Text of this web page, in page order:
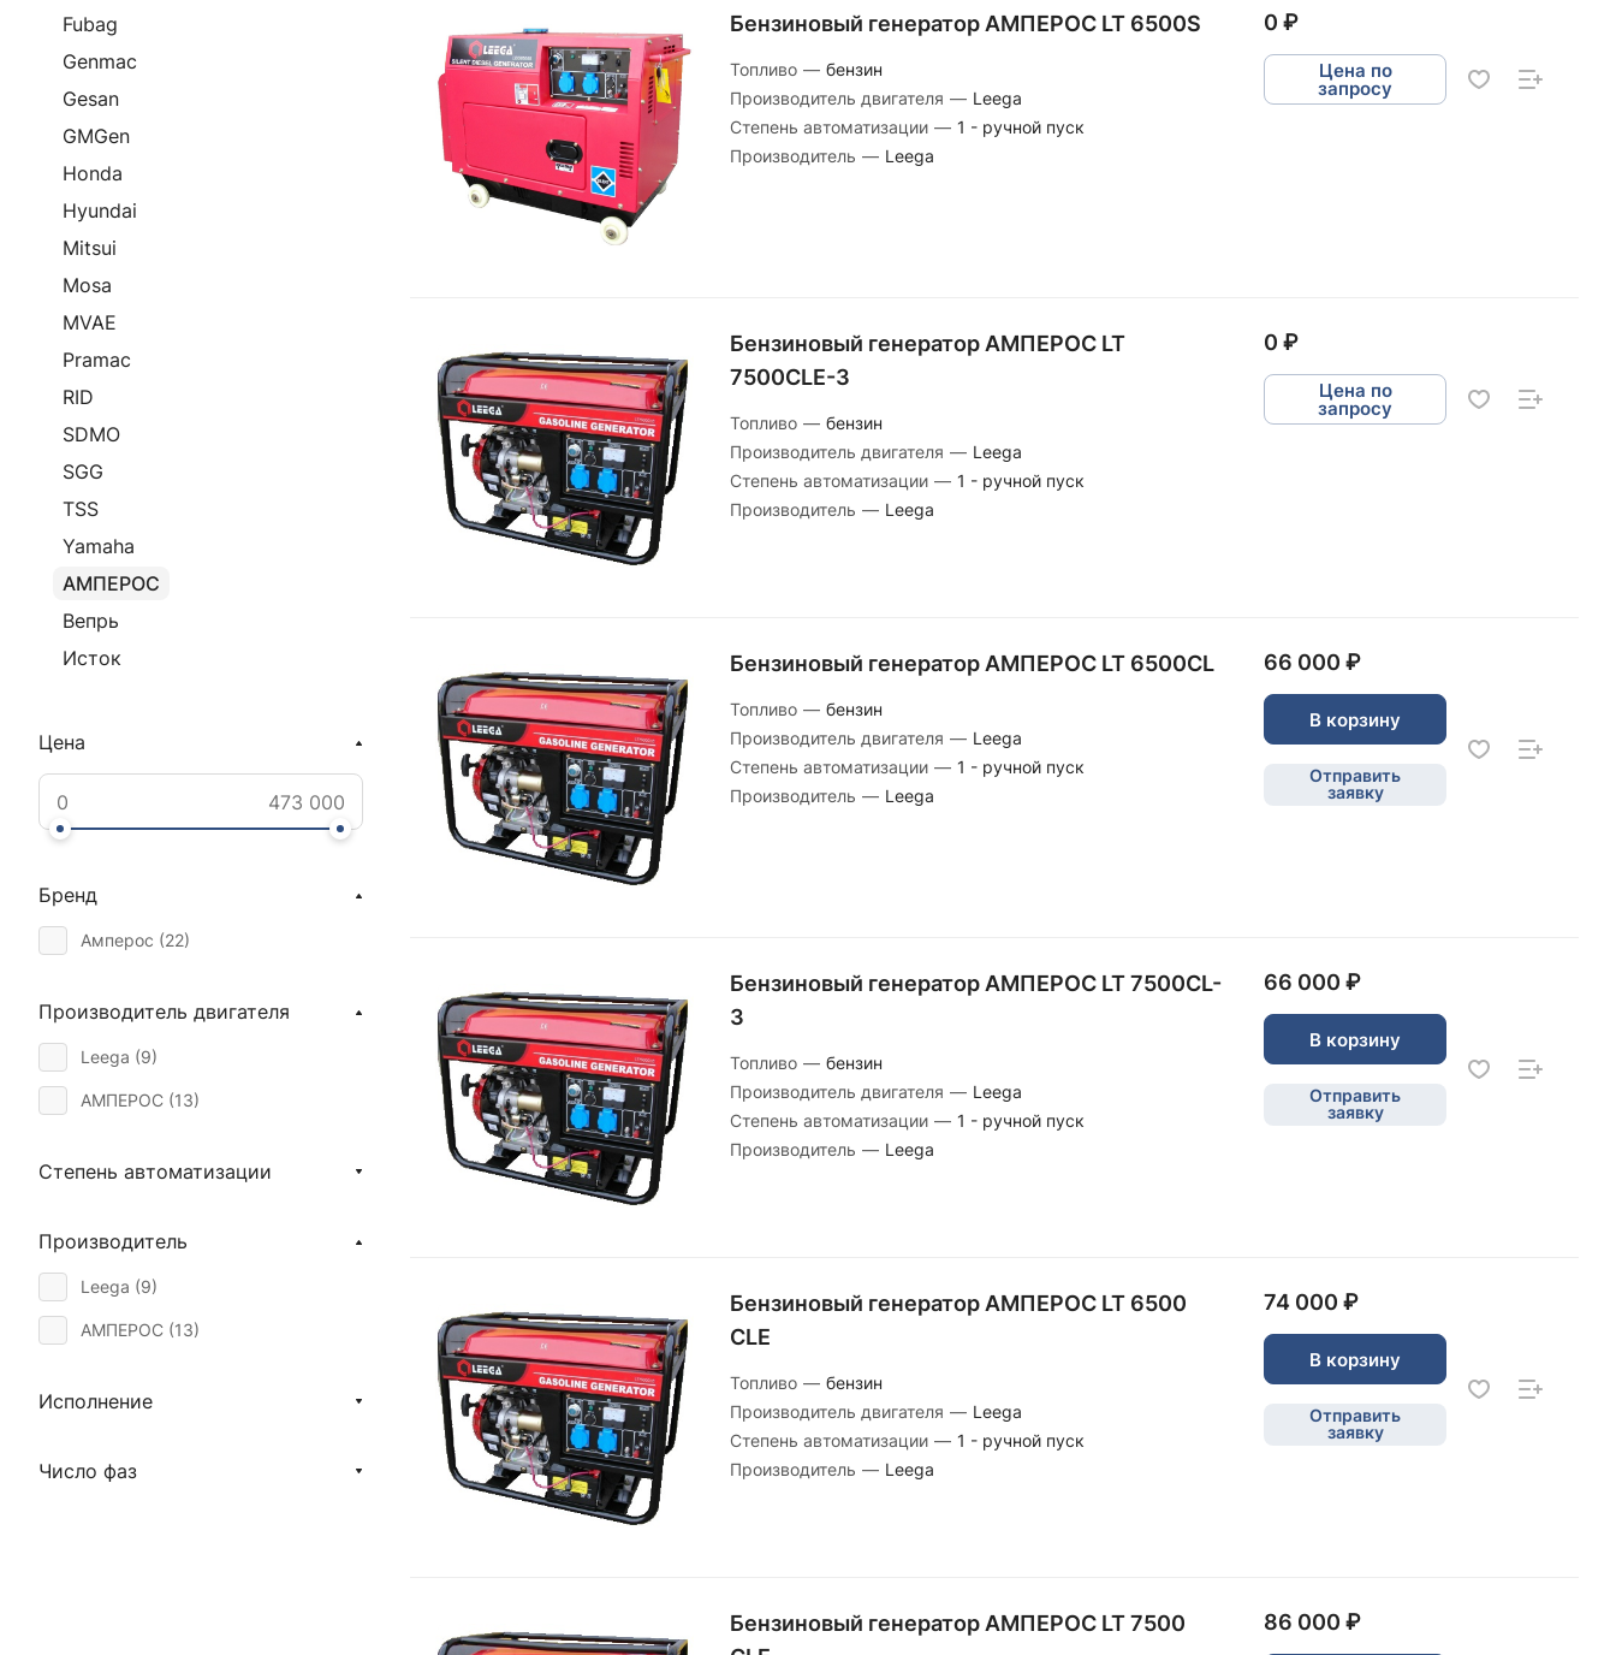
Бензиновый генератор АМПЕРОС LT 6500S
Топливо — бензин
Производитель двигателя — Leega
Степень автоматизации — 1 - ручной пуск
Производитель — Leega
0 ₽
Цена по
запросу
Бензиновый генератор АМПЕРОС LT
7500CLE-3
Топливо — бензин
Производитель двигателя — Leega
Степень автоматизации — 1 - ручной пуск
Производитель — Leega
0 ₽
Цена по
запросу
Бензиновый генератор АМПЕРОС LT 6500CL
Топливо — бензин
Производитель двигателя — Leega
Степень автоматизации — 1 - ручной пуск
Производитель — Leega
66 000 ₽
В корзину
Отправить
заявку
Бензиновый генератор АМПЕРОС LT 7500CL-
3
Топливо — бензин
Производитель двигателя — Leega
Степень автоматизации — 1 - ручной пуск
Производитель — Leega
66 000 ₽
В корзину
Отправить
заявку
Бензиновый генератор АМПЕРОС LT 6500
CLE
Топливо — бензин
Производитель двигателя — Leega
Степень автоматизации — 1 - ручной пуск
Производитель — Leega
74 000 ₽
В корзину
Отправить
заявку
Бензиновый генератор АМПЕРОС LT 7500
86 000 ₽
Fubag
Genmac
Gesan
GMGen
Honda
Hyundai
Mitsui
Mosa
MVAE
Pramac
RID
SDMO
SGG
TSS
Yamaha
АМПЕРОС
Вепрь
Исток
Цена
Бренд
Амперос (22)
Производитель двигателя
Leega (9)
АМПЕРОС (13)
Степень автоматизации
Производитель
Leega (9)
АМПЕРОС (13)
Исполнение
Число фаз